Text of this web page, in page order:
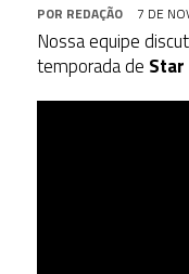
POR REDAÇÃO 7 DE
Nossa equipe
temporada de